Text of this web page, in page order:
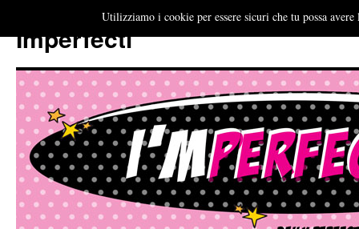
Imperfecti
Utilizziamo i cookie per essere sicuri che tu possa